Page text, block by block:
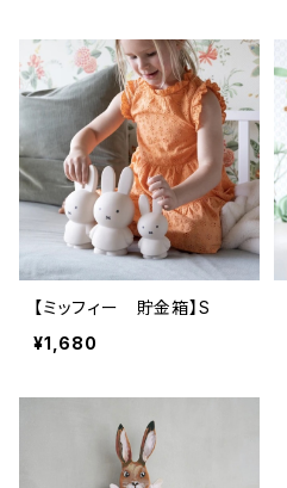
【ミッフィー 貯金箱】S
¥1,680